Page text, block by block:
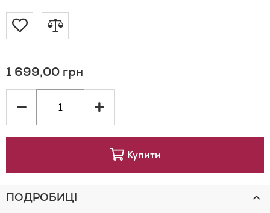
Додати
Списку
Бажань
Додати
порівняння
1 699,00 грн
Купити
ПОДРОБИЦІ